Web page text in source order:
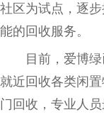
社区为试点，逐
能的回收服务。
目前， 爱博
就近 回收各类闲
门回收，专业人员